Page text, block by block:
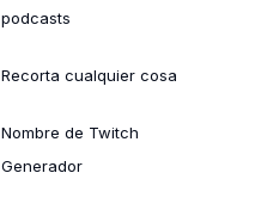
podcasts
Recorta cualquier cosa
Nombre de Twitch
Generador